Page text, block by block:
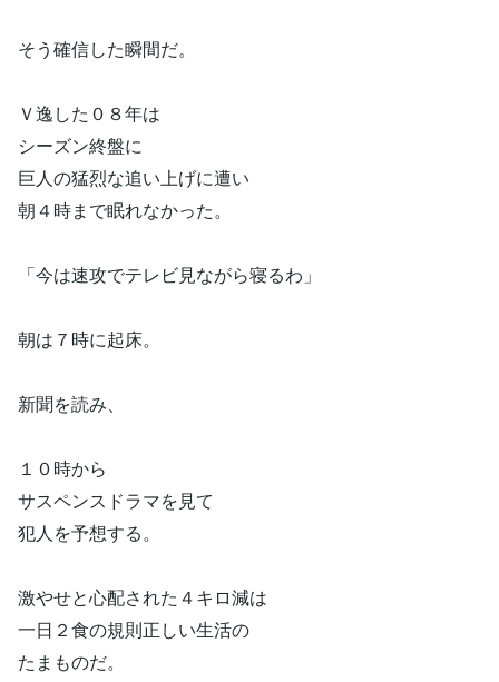
そう確信した瞬間だ。
Ｖ逸した０８年は
シーズン終盤に
巨人の猛烈な追い上げに遭い
朝４時まで眠れなかった。
「今は速攻でテレビ見ながら寝るわ」
朝は７時に起床。
新聞を読み、
１０時から
サスペンスドラマを見て
犯人を予想する。
激やせと心配された４キロ減は
一日２食の規則正しい生活の
たまものだ。